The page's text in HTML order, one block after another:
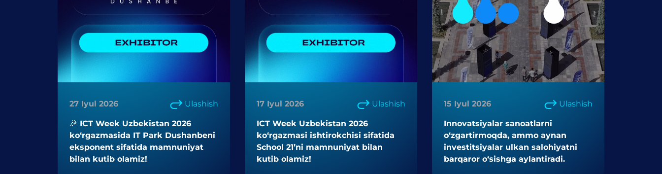
27 Iyul 2026 Ulashish
🎉 ICT Week Uzbekistan 2026
ko‘rgazmasida IT Park Dushanbeni
eksponent sifatida mamnuniyat
bilan kutib olamiz!
17 Iyul 2026 Ulashish
ICT Week Uzbekistan 2026
ko‘rgazmasi ishtirokchisi sifatida
School 21’ni mamnuniyat bilan
kutib olamiz!
15 Iyul 2026 Ulashish
Innovatsiyalar sanoatlarni
o‘zgartirmoqda, ammo aynan
investitsiyalar ulkan salohiyatni
barqaror o‘sishga aylantiradi.